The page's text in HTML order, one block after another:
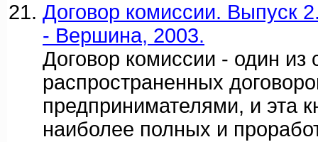
Договор комиссии. Выпуск
- Вершина, 2003.
Договор комиссии - один из
распространенных
предпринимателями, и эта
наиболее полных и